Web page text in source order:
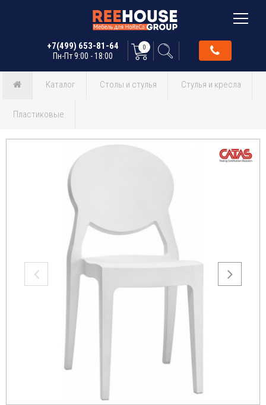
+7(499) 653-81-64
Пн-Пт 9:00 - 18:00
0
Каталог Столы и стулья Стулья и кресла
Пластиковые